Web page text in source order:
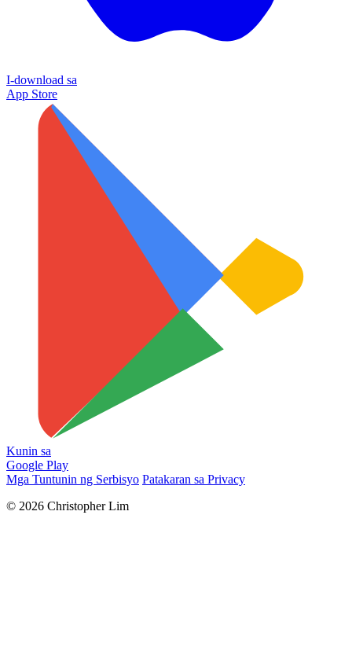
I-download sa
App Store
Kunin sa
Google Play
Mga Tuntunin ng Serbisyo Patakaran sa Privacy
© 2026 Christopher Lim